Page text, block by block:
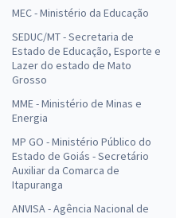
MEC - Ministério da Educação
SEDUC/MT - Secretaria de
Estado de Educação, Esporte e
Lazer do estado de Mato
Grosso
MME - Ministério de Minas e
Energia
MP GO - Ministério Público do
Estado de Goiás - Secretário
Auxiliar da Comarca de
Itapuranga
ANVISA - Agência Nacional de